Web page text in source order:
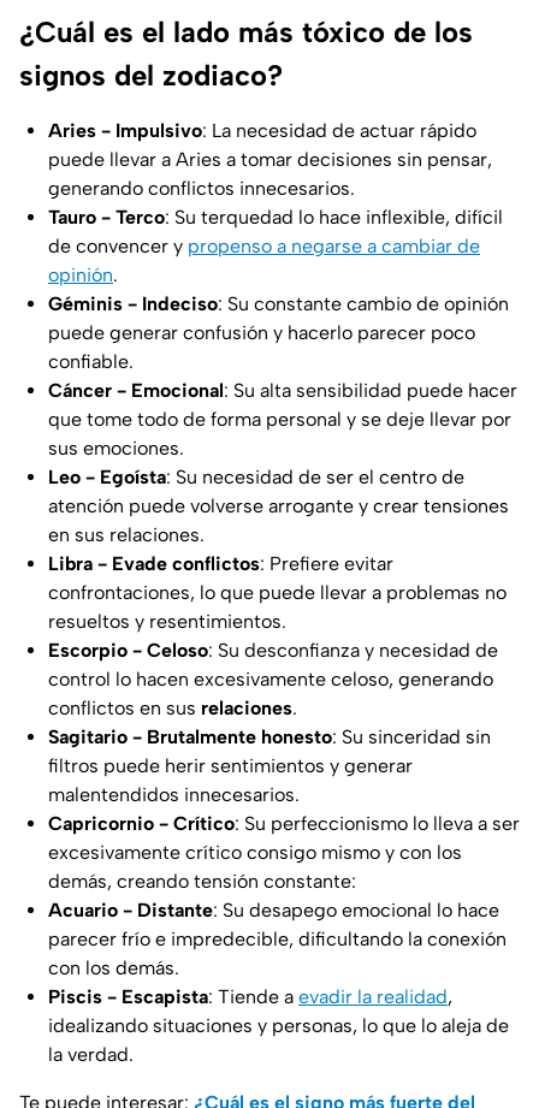
¿Cuál es el lado más tóxico de los
signos del zodiaco?
Aries - Impulsivo: La necesidad de actuar rápido
puede llevar a Aries a tomar decisiones sin pensar,
generando conflictos innecesarios.
Tauro - Terco: Su terquedad lo hace inflexible, difícil
de convencer y propenso a negarse a cambiar de
opinión.
Géminis - Indeciso: Su constante cambio de opinión
puede generar confusión y hacerlo parecer poco
confiable.
Cáncer - Emocional: Su alta sensibilidad puede hacer
que tome todo de forma personal y se deje llevar por
sus emociones.
Leo - Egoísta: Su necesidad de ser el centro de
atención puede volverse arrogante y crear tensiones
en sus relaciones.
Libra - Evade conflictos: Prefiere evitar
confrontaciones, lo que puede llevar a problemas no
resueltos y resentimientos.
Escorpio - Celoso: Su desconfianza y necesidad de
control lo hacen excesivamente celoso, generando
conflictos en sus relaciones.
Sagitario - Brutalmente honesto: Su sinceridad sin
filtros puede herir sentimientos y generar
malentendidos innecesarios.
Capricornio - Crítico: Su perfeccionismo lo lleva a ser
excesivamente crítico consigo mismo y con los
demás, creando tensión constante:
Acuario - Distante: Su desapego emocional lo hace
parecer frío e impredecible, dificultando la conexión
con los demás.
Piscis - Escapista: Tiende a evadir la realidad,
idealizando situaciones y personas, lo que lo aleja de
la verdad.
Te puede interesar: ¿Cuál es el signo más fuerte del